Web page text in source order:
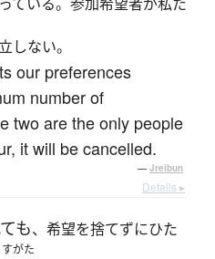
しない。
our preferences
number of
two are the only people
it will be cancelled.
— Jreibun
Details ▸
も、希望を捨てずにひた
すがた